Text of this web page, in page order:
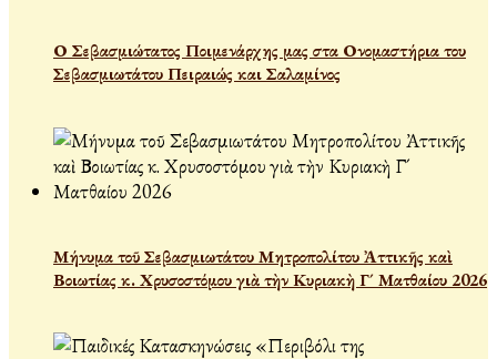
Ο Σεβασμιώτατος Ποιμενάρχης μας στα Ονομαστήρια του
Σεβασμιωτάτου Πειραιώς και Σαλαμίνος
Μήνυμα τοῦ Σεβασμιωτάτου Μητροπολίτου Ἀττικῆς καὶ
Βοιωτίας κ. Χρυσοστόμου γιὰ τὴν Κυριακὴ Γ´ Ματθαίου 2026